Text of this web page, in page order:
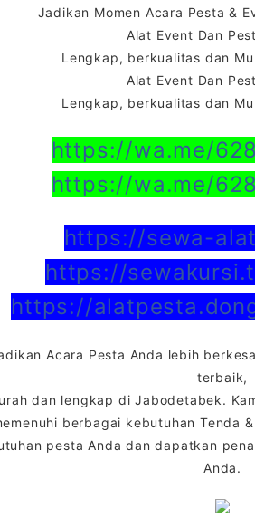
Jadikan Momen Acara Pesta &
Alat Event Dan
Lengkap, berkualitas dan
Alat Event Dan
Lengkap, berkualitas dan
https://wa.me/
https://wa.me/
https://sewa-
https://
https://
Acara Pesta Anda lebih
terbaik,
dan lengkap di Jabodetabek.
berbagai kebutuhan Tenda
pesta Anda dan dapatkan
Anda.